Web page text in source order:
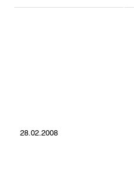
28.02.2008